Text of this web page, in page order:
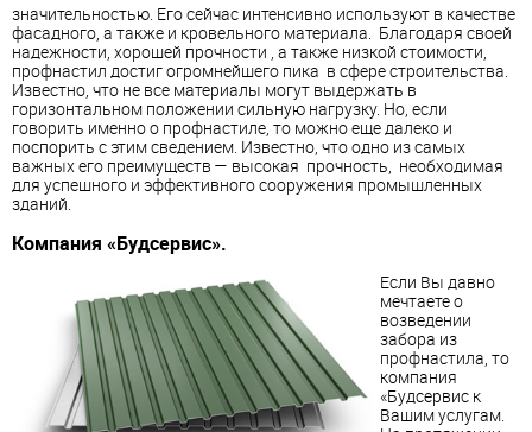
значительностью. Его сейчас интенсивно используют в качестве
фасадного, а также и кровельного материала. Благодаря своей
надежности, хорошей прочности , а также низкой стоимости,
профнастил достиг огромнейшего пика в сфере строительства.
Известно, что не все материалы могут выдержать в
горизонтальном положении сильную нагрузку. Но, если
говорить именно о профнастиле, то можно еще далеко и
поспорить с этим сведением. Известно, что одно из самых
важных его преимуществ — высокая прочность, необходимая
для успешного и эффективного сооружения промышленных
зданий.
Компания «Будсервис».
Если Вы давно
мечтаете о
возведении
забора из
профнастила, то
компания
«Будсервис к
Вашим услугам.